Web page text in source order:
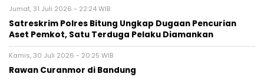
Jumat, 31 Juli 2026 - 22:24 WIB
Satreskrim Polres Bitung Ungkap Dugaan Pencurian
Aset Pemkot, Satu Terduga Pelaku Diamankan
Kamis, 30 Juli 2026 - 20:25 WIB
Rawan Curanmor di Bandung